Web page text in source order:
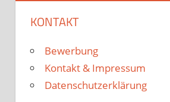
KONTAKT
Bewerbung
Kontakt & Impressum
Datenschutzerklärung